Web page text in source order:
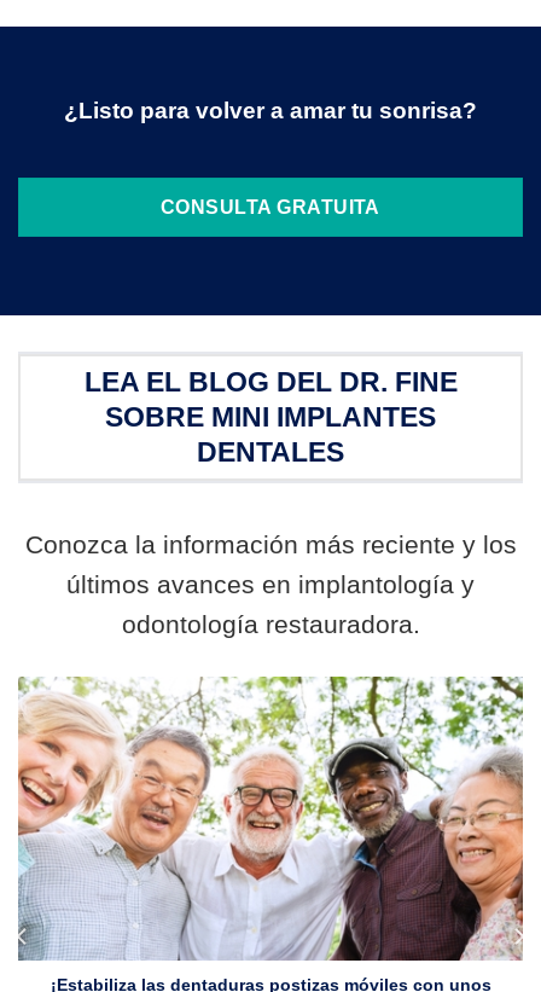
¿Listo para volver a amar tu sonrisa?
CONSULTA GRATUITA
LEA EL BLOG DEL DR. FINE
SOBRE MINI IMPLANTES
DENTALES
Conozca la información más reciente y los
últimos avances en implantología y
odontología restauradora.
¡Estabiliza las dentaduras postizas móviles con unos